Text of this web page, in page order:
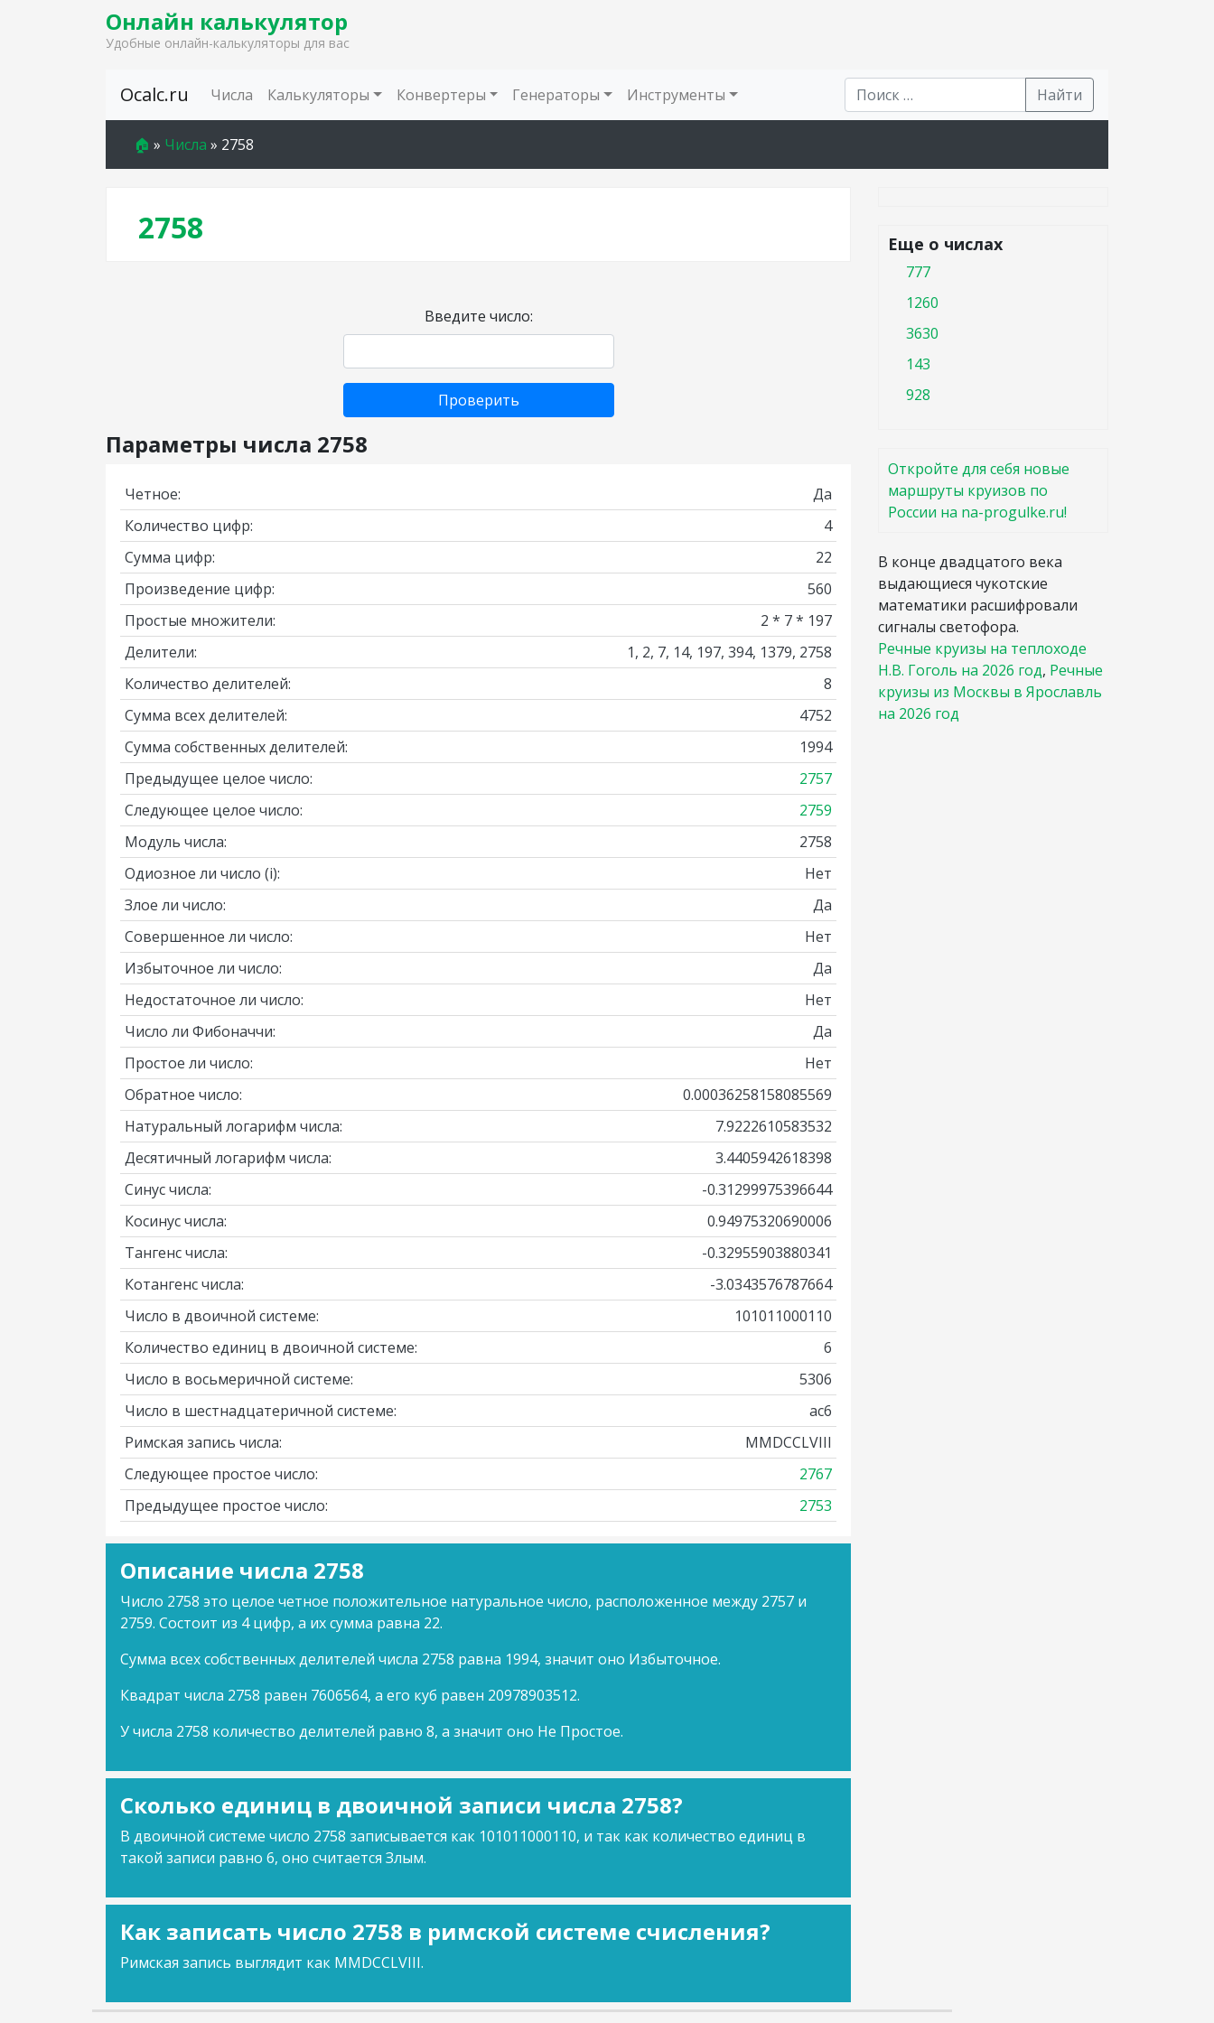
Онлайн калькулятор
Удобные онлайн-калькуляторы для вас
Ocalc.ru Числа Калькуляторы Конвертеры Генераторы Инструменты Найти
🏠 » Числа » 2758
2758
Введите число:
Проверить
Параметры числа 2758
Четное:
Да
Количество цифр:
4
Сумма цифр:
22
Произведение цифр:
560
Простые множители:
2 * 7 * 197
Делители:
1, 2, 7, 14, 197, 394, 1379, 2758
Количество делителей:
8
Сумма всех делителей:
4752
Сумма собственных делителей:
1994
Предыдущее целое число:
2757
Следующее целое число:
2759
Модуль числа:
2758
Одиозное ли число (i):
Нет
Злое ли число:
Да
Совершенное ли число:
Нет
Избыточное ли число:
Да
Недостаточное ли число:
Нет
Число ли Фибоначчи:
Да
Простое ли число:
Нет
Обратное число:
0.00036258158085569
Натуральный логарифм числа:
7.9222610583532
Десятичный логарифм числа:
3.4405942618398
Синус числа:
-0.31299975396644
Косинус числа:
0.94975320690006
Тангенс числа:
-0.32955903880341
Котангенс числа:
-3.0343576787664
Число в двоичной системе:
101011000110
Количество единиц в двоичной системе:
6
Число в восьмеричной системе:
5306
Число в шестнадцатеричной системе:
ac6
Римская запись числа:
MMDCCLVIII
Следующее простое число:
2767
Предыдущее простое число:
2753
Описание числа 2758
Число 2758 это целое четное положительное натуральное число, расположенное между 2757 и
2759. Состоит из 4 цифр, а их сумма равна 22.
Сумма всех собственных делителей числа 2758 равна 1994, значит оно Избыточное.
Квадрат числа 2758 равен 7606564, а его куб равен 20978903512.
У числа 2758 количество делителей равно 8, а значит оно Не Простое.
Сколько единиц в двоичной записи числа 2758?
В двоичной системе число 2758 записывается как 101011000110, и так как количество единиц в
такой записи равно 6, оно считается Злым.
Как записать число 2758 в римской системе счисления?
Римская запись выглядит как MMDCCLVIII.
Еще о числах
777
1260
3630
143
928
Откройте для себя новые
маршруты круизов по
России на na-progulke.ru!
В конце двадцатого века
выдающиеся чукотские
математики расшифровали
сигналы светофора.
Речные круизы на теплоходе
Н.В. Гоголь на 2026 год, Речные
круизы из Москвы в Ярославль
на 2026 год